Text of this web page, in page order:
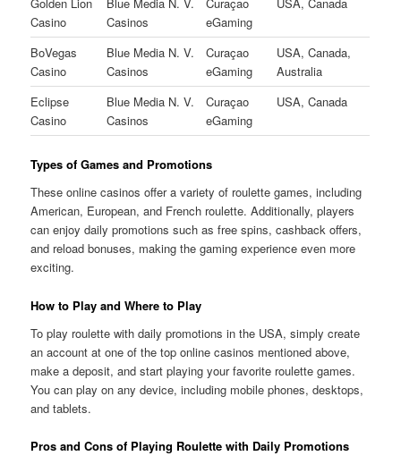
Casino
Casinos
eGaming
BoVegas
Casino
Blue Media N. V.
Casinos
Curaçao
eGaming
USA, Canada,
Australia
Eclipse
Casino
Blue Media N. V.
Casinos
Curaçao
eGaming
USA, Canada
Types of Games and Promotions
These online casinos offer a variety of roulette games, including
American, European, and French roulette. Additionally, players
can enjoy daily promotions such as free spins, cashback offers,
and reload bonuses, making the gaming experience even more
exciting.
How to Play and Where to Play
To play roulette with daily promotions in the USA, simply create
an account at one of the top online casinos mentioned above,
make a deposit, and start playing your favorite roulette games.
You can play on any device, including mobile phones, desktops,
and tablets.
Pros and Cons of Playing Roulette with Daily Promotions